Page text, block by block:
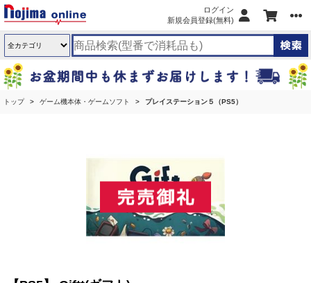
ログイン
新規会員登録(無料)
トップ ゲーム機本体・ゲームソフト プレイステーション５（PS5）